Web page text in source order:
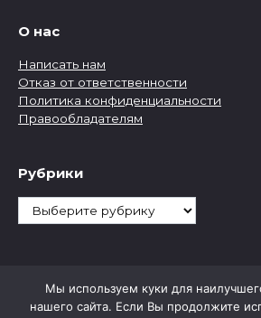
О нас
Написать нам
Отказ от ответственности
Политика конфиденциальности
Правообладателям
Рубрики
Рубрики
Мы используем куки для
нашего сайта. Если Вы продолжите